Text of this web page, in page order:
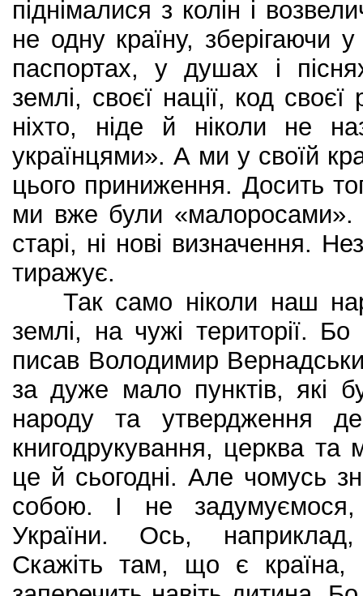
піднімалися з колін і
не одну країну, зберігаючи
паспортах, у душах і
землі, своєї нації, код своєї
ніхто, ніде й ніколи не
українцями». А ми у своїй
цього приниження. Досить
ми вже були «малоросами».
старі, ні нові визначення.
тиражує.
Так само ніколи наш
землі, на чужі території.
писав Володимир
за дуже мало пунктів, які
народу та утвердження
книгодрукування, церква
це й сьогодні. Але чомусь
собою. І не
України. Ось,
Скажіть там, що є